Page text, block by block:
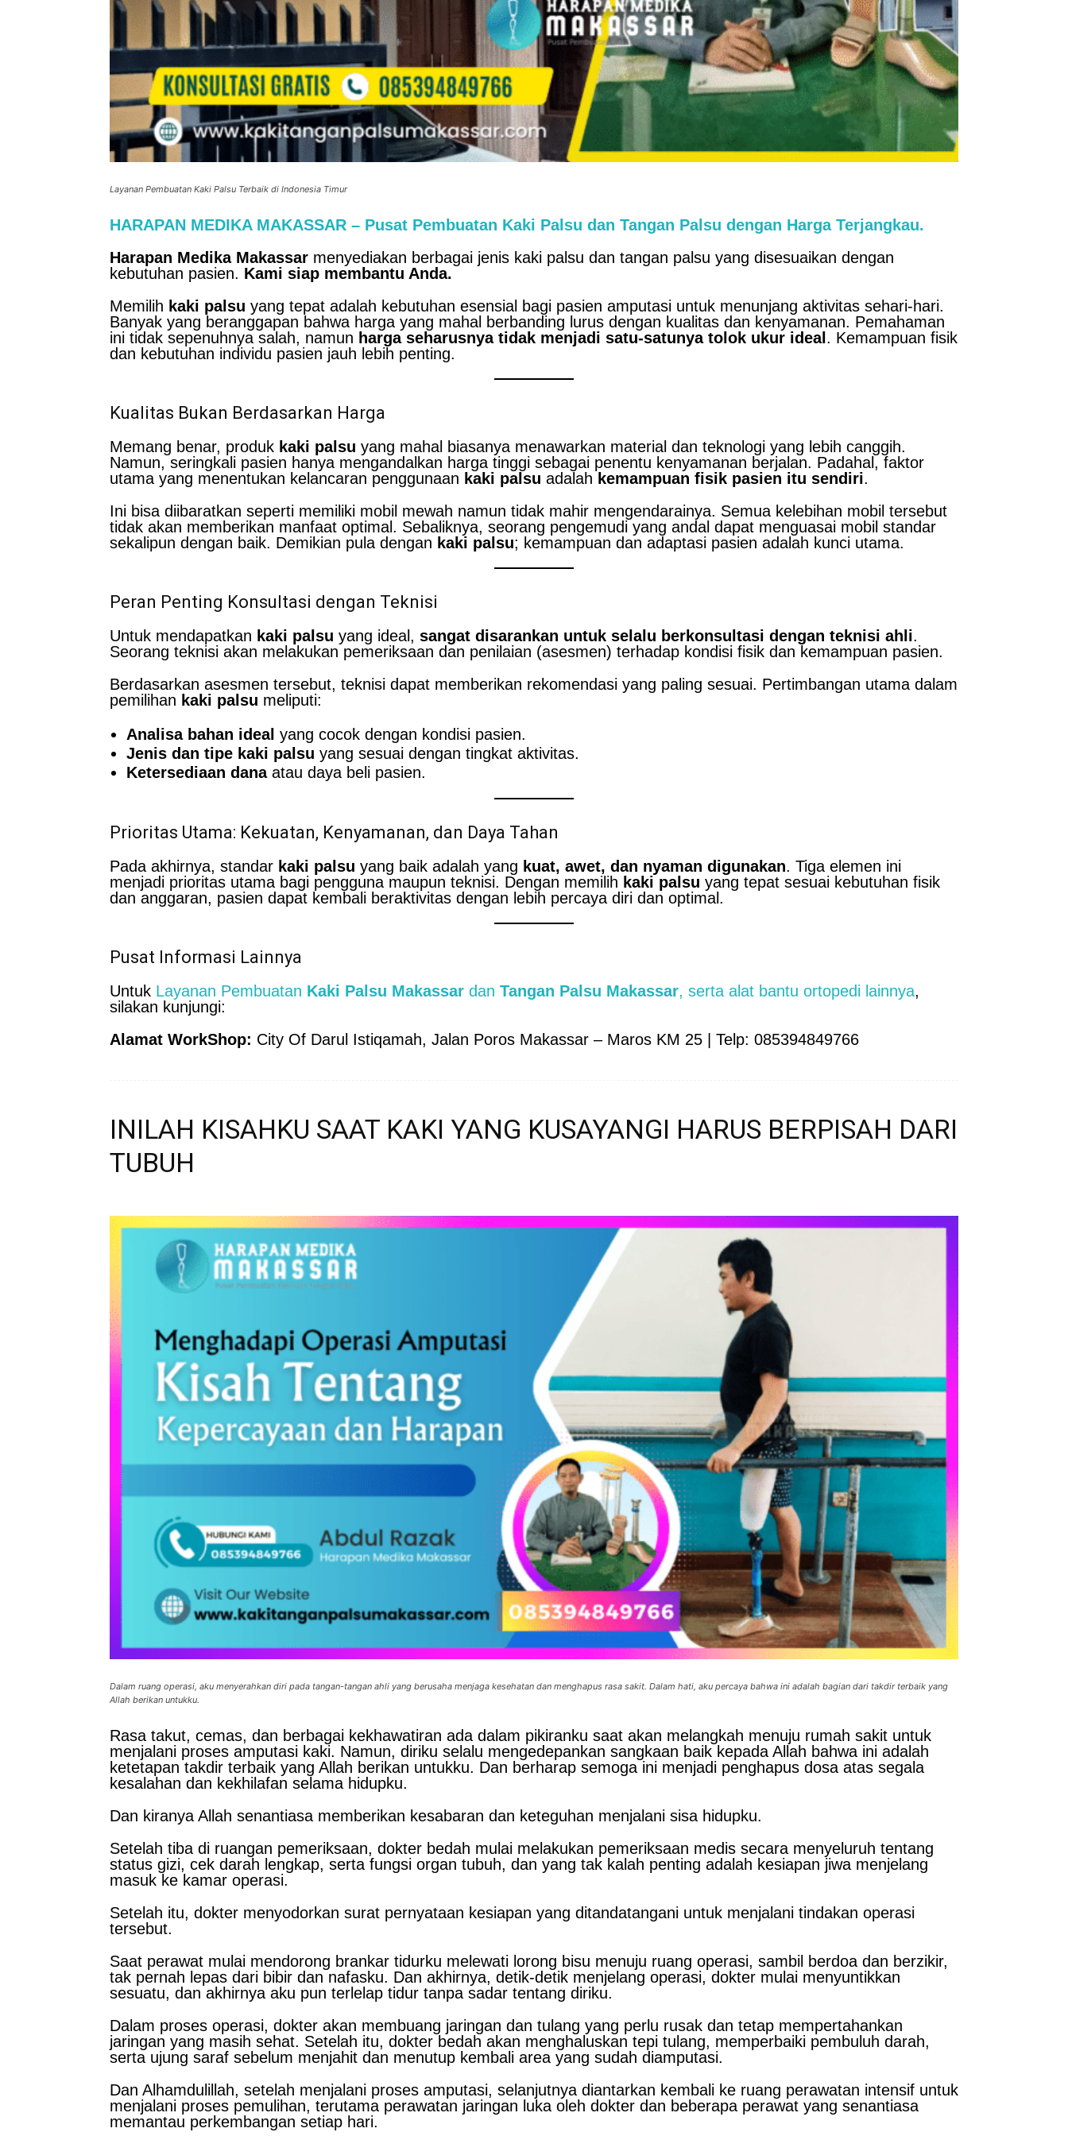
Layanan Pembuatan Kaki Palsu Terbaik di Indonesia Timur
HARAPAN MEDIKA MAKASSAR – Pusat Pembuatan Kaki Palsu dan Tangan Palsu dengan Harga Terjangkau.
Harapan Medika Makassar menyediakan berbagai jenis kaki palsu dan tangan palsu yang disesuaikan dengan
kebutuhan pasien. Kami siap membantu Anda.
Memilih kaki palsu yang tepat adalah kebutuhan esensial bagi pasien amputasi untuk menunjang aktivitas sehari-hari.
Banyak yang beranggapan bahwa harga yang mahal berbanding lurus dengan kualitas dan kenyamanan. Pemahaman
ini tidak sepenuhnya salah, namun harga seharusnya tidak menjadi satu-satunya tolok ukur ideal. Kemampuan fisik
dan kebutuhan individu pasien jauh lebih penting.
Kualitas Bukan Berdasarkan Harga
Memang benar, produk kaki palsu yang mahal biasanya menawarkan material dan teknologi yang lebih canggih.
Namun, seringkali pasien hanya mengandalkan harga tinggi sebagai penentu kenyamanan berjalan. Padahal, faktor
utama yang menentukan kelancaran penggunaan kaki palsu adalah kemampuan fisik pasien itu sendiri.
Ini bisa diibaratkan seperti memiliki mobil mewah namun tidak mahir mengendarainya. Semua kelebihan mobil tersebut
tidak akan memberikan manfaat optimal. Sebaliknya, seorang pengemudi yang andal dapat menguasai mobil standar
sekalipun dengan baik. Demikian pula dengan kaki palsu; kemampuan dan adaptasi pasien adalah kunci utama.
Peran Penting Konsultasi dengan Teknisi
Untuk mendapatkan kaki palsu yang ideal, sangat disarankan untuk selalu berkonsultasi dengan teknisi ahli.
Seorang teknisi akan melakukan pemeriksaan dan penilaian (asesmen) terhadap kondisi fisik dan kemampuan pasien.
Berdasarkan asesmen tersebut, teknisi dapat memberikan rekomendasi yang paling sesuai. Pertimbangan utama dalam
pemilihan kaki palsu meliputi:
Analisa bahan ideal yang cocok dengan kondisi pasien.
Jenis dan tipe kaki palsu yang sesuai dengan tingkat aktivitas.
Ketersediaan danaatau daya beli pasien.
Prioritas Utama: Kekuatan, Kenyamanan, dan Daya Tahan
Pada akhirnya, standar kaki palsu yang baik adalah yang kuat, awet, dan nyaman digunakan. Tiga elemen ini
menjadi prioritas utama bagi pengguna maupun teknisi. Dengan memilih kaki palsu yang tepat sesuai kebutuhan fisik
dan anggaran, pasien dapat kembali beraktivitas dengan lebih percaya diri dan optimal.
Pusat Informasi Lainnya
Untuk Layanan Pembuatan Kaki Palsu Makassar dan Tangan Palsu Makassar, serta alat bantu ortopedi lainnya,
silakan kunjungi:
Alamat WorkShop: City Of Darul Istiqamah, Jalan Poros Makassar – Maros KM 25 | Telp: 085394849766
INILAH KISAHKU SAAT KAKI YANG KUSAYANGI HARUS BERPISAH DARI
TUBUH
Dalam ruang operasi, aku menyerahkan diri pada tangan-tangan ahli yang berusaha menjaga kesehatan dan menghapus rasa sakit. Dalam hati, aku percaya bahwa ini adalah bagian dari takdir terbaik yang
Allah berikan untukku.
Rasa takut, cemas, dan berbagai kekhawatiran ada dalam pikiranku saat akan melangkah menuju rumah sakit untuk
menjalani proses amputasi kaki. Namun, diriku selalu mengedepankan sangkaan baik kepada Allah bahwa ini adalah
ketetapan takdir terbaik yang Allah berikan untukku. Dan berharap semoga ini menjadi penghapus dosa atas segala
kesalahan dan kekhilafan selama hidupku.
Dan kiranya Allah senantiasa memberikan kesabaran dan keteguhan menjalani sisa hidupku.
Setelah tiba di ruangan pemeriksaan, dokter bedah mulai melakukan pemeriksaan medis secara menyeluruh tentang
status gizi, cek darah lengkap, serta fungsi organ tubuh, dan yang tak kalah penting adalah kesiapan jiwa menjelang
masuk ke kamar operasi.
Setelah itu, dokter menyodorkan surat pernyataan kesiapan yang ditandatangani untuk menjalani tindakan operasi
tersebut.
Saat perawat mulai mendorong brankar tidurku melewati lorong bisu menuju ruang operasi, sambil berdoa dan berzikir,
tak pernah lepas dari bibir dan nafasku. Dan akhirnya, detik-detik menjelang operasi, dokter mulai menyuntikkan
sesuatu, dan akhirnya aku pun terlelap tidur tanpa sadar tentang diriku.
Dalam proses operasi, dokter akan membuang jaringan dan tulang yang perlu rusak dan tetap mempertahankan
jaringan yang masih sehat. Setelah itu, dokter bedah akan menghaluskan tepi tulang, memperbaiki pembuluh darah,
serta ujung saraf sebelum menjahit dan menutup kembali area yang sudah diamputasi.
Dan Alhamdulillah, setelah menjalani proses amputasi, selanjutnya diantarkan kembali ke ruang perawatan intensif untuk
menjalani proses pemulihan, terutama perawatan jaringan luka oleh dokter dan beberapa perawat yang senantiasa
memantau perkembangan setiap hari.